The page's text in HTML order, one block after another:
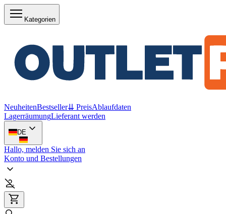
Kategorien
NeuheitenBestseller⇊ PreisAblaufdaten
LagerräumungLieferant werden
DE
Hallo, melden Sie sich an
Konto und Bestellungen